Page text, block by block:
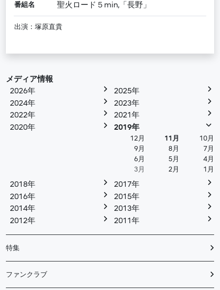
番組名 聖火ロード５min,「長野」
出演：塚原直貴
メディア情報
2026年
2025年
2024年
2023年
2022年
2021年
2020年
2019年
12月 11月
10月
9月
8月
7月
6月
5月
4月
3月
2月 1月
2018年
2017年
2016年
2015年
2014年
2013年
2012年
2011年
特集
ファンクラブ